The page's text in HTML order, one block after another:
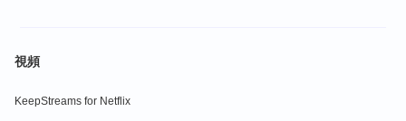
視頻
KeepStreams for Netflix